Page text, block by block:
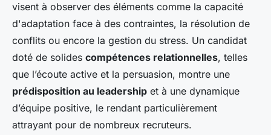
visent à observer des éléments comme la capacité
d'adaptation face à des contraintes, la résolution de
conflits ou encore la gestion du stress. Un candidat
doté de solides compétences relationnelles, telles
que l’écoute active et la persuasion, montre une
prédisposition au leadership et à une dynamique
d’équipe positive, le rendant particulièrement
attrayant pour de nombreux recruteurs.